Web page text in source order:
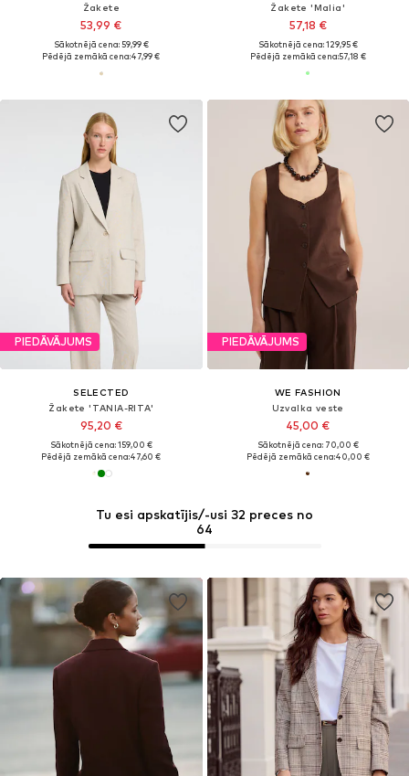
Žakete
53,99 €
Sākotnējā cena: 59,99 €
Pēdējā zemākā cena:47,99 €
Žakete 'Malia'
57,18 €
Sākotnējā cena: 129,95 €
Pēdējā zemākā cena:57,18 €
PIEDĀVĀJUMS
SELECTED
Žakete 'TANIA-RITA'
95,20 €
Sākotnējā cena: 159,00 €
Pēdējā zemākā cena:47,60 €
PIEDĀVĀJUMS
WE FASHION
Uzvalka veste
45,00 €
Sākotnējā cena: 70,00 €
Pēdējā zemākā cena:40,00 €
Tu esi apskatījis/-usi 32 preces no
64